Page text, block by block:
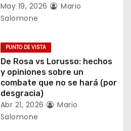
May 19, 2026
Mario
Salomone
PUNTO DE VISTA
De Rosa vs Lorusso: hechos
y opiniones sobre un
combate que no se hará (por
desgracia)
Abr 21, 2026
Mario
Salomone